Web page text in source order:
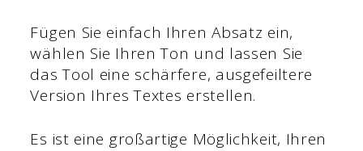
Fügen Sie einfach Ihren Absatz ein,
wählen Sie Ihren Ton und lassen Sie
das Tool eine schärfere, ausgefeiltere
Version Ihres Textes erstellen.
Es ist eine großartige Möglichkeit, Ihren